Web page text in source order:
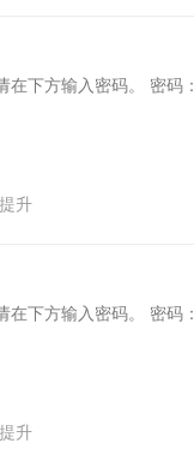
下方输入密码。 密码：
升
下方输入密码。 密码：
升